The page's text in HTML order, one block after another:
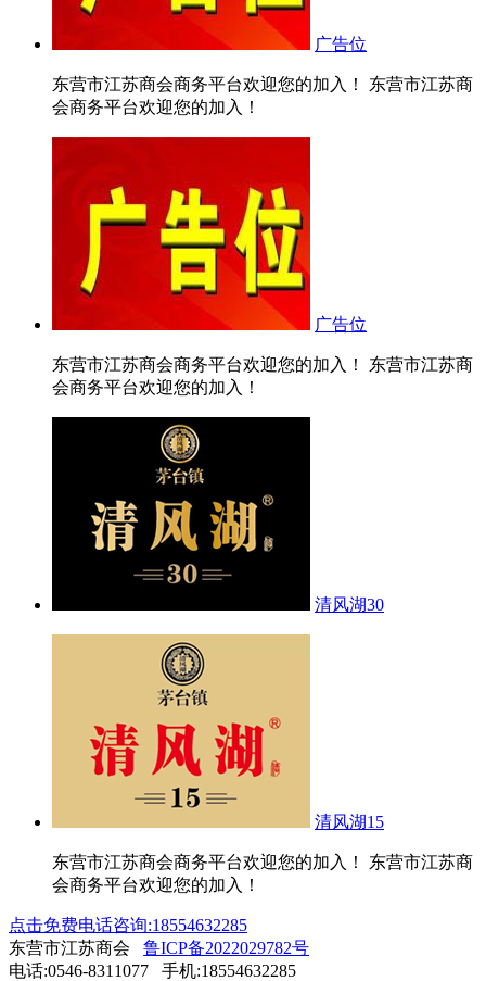
广告位
东营市江苏商会商务平台欢迎您的加入！ 东营市江苏商
会商务平台欢迎您的加入！
广告位
东营市江苏商会商务平台欢迎您的加入！ 东营市江苏商
会商务平台欢迎您的加入！
清风湖30
清风湖15
东营市江苏商会商务平台欢迎您的加入！ 东营市江苏商
会商务平台欢迎您的加入！
点击免费电话咨询:18554632285
东营市江苏商会 鲁ICP备2022029782号
电话:0546-8311077 手机:18554632285